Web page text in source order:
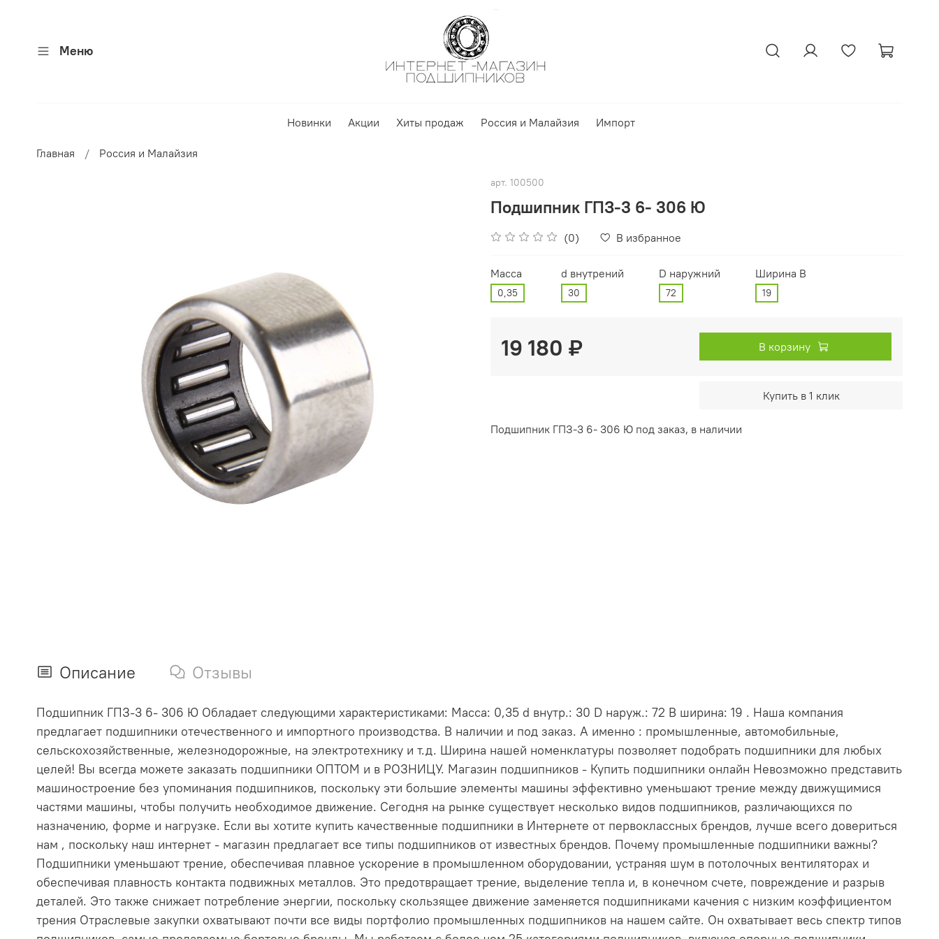
Меню
Новинки Акции Хиты продаж Россия и Малайзия Импорт
Главная Россия и Малайзия
арт. 100500
Подшипник ГПЗ-3 6- 306 Ю
(0) В избранное
Масса
0,35
d внутрений
30
D наружний
72
Ширина В
19
19 180 ₽ В корзину
Купить в 1 клик
Подшипник ГПЗ-3 6- 306 Ю под заказ, в наличии
Описание Отзывы
Подшипник ГПЗ-3 6- 306 Ю Обладает следующими характеристиками: Масса: 0,35 d внутр.: 30 D наруж.: 72 В ширина: 19 . Наша компания
предлагает подшипники отечественного и импортного производства. В наличии и под заказ. А именно : промышленные, автомобильные,
сельскохозяйственные, железнодорожные, на электротехнику и т.д. Ширина нашей номенклатуры позволяет подобрать подшипники для любых
целей! Вы всегда можете заказать подшипники ОПТОМ и в РОЗНИЦУ. Магазин подшипников - Купить подшипники онлайн Невозможно представить
машиностроение без упоминания подшипников, поскольку эти большие элементы машины эффективно уменьшают трение между движущимися
частями машины, чтобы получить необходимое движение. Сегодня на рынке существует несколько видов подшипников, различающихся по
назначению, форме и нагрузке. Если вы хотите купить качественные подшипники в Интернете от первоклассных брендов, лучше всего довериться
нам , поскольку наш интернет - магазин предлагает все типы подшипников от известных брендов. Почему промышленные подшипники важны?
Подшипники уменьшают трение, обеспечивая плавное ускорение в промышленном оборудовании, устраняя шум в потолочных вентиляторах и
обеспечивая плавность контакта подвижных металлов. Это предотвращает трение, выделение тепла и, в конечном счете, повреждение и разрыв
деталей. Это также снижает потребление энергии, поскольку скользящее движение заменяется подшипниками качения с низким коэффициентом
трения Отраслевые закупки охватывают почти все виды портфолио промышленных подшипников на нашем сайте. Он охватывает весь спектр типов